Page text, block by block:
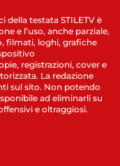
testata STILETV è
e l’uso, anche parziale,
filmati, loghi, grafiche
registrazioni, cover e
La redazione
sul sito. Non potendo
ad eliminarli su
e oltraggiosi.